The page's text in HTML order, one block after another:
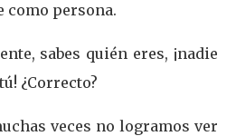
como persona.
sabes quién eres, ¡nadie
¿Correcto?
veces no logramos ver